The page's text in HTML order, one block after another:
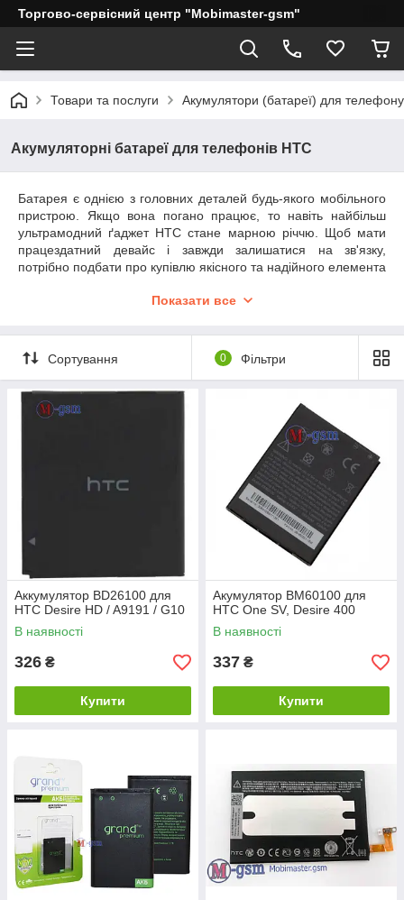
Торгово-сервісний центр "Mobimaster-gsm"
Товари та послуги Акумулятори (батареї) для телефону
Акумуляторні батареї для телефонів HTC
Батарея є однією з головних деталей будь-якого мобільного
пристрою. Якщо вона погано працює, то навіть найбільш
ультрамодний ґаджет HTC стане марною річчю. Щоб мати
працездатний девайс і завжди залишатися на зв'язку,
потрібно подбати про купівлю якісного та надійного елемента
пропонує акумулятор для смартфона HTC за привабливою
моделей, завдяки чому кожен зможе підібрати відповідний
пристрій для свого телефона.
Показати все
Сортування 0 Фільтри
Аккумулятор BD26100 для
HTC Desire HD / A9191 / G10
В наявності
326 ₴
Купити
Акумулятор BM60100 для
HTC One SV, Desire 400
В наявності
337 ₴
Купити